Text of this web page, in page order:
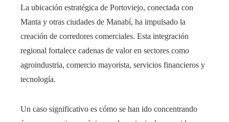
La ubicación estratégica de Portoviejo, conectada con
Manta y otras ciudades de Manabí, ha impulsado la
creación de corredores comerciales. Esta integración
regional fortalece cadenas de valor en sectores como
agroindustria, comercio mayorista, servicios financieros y
tecnología.
Un caso significativo es cómo se han ido concentrando